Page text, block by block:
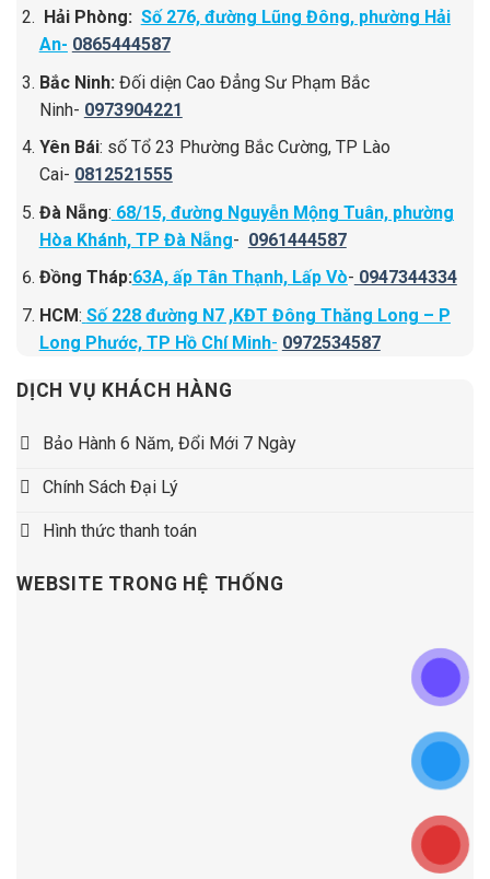
Hải Phòng: Số 276, đường Lũng Đông, phường Hải
An- 0865444587
Bắc Ninh: Đối diện Cao Đẳng Sư Phạm Bắc
Ninh- 0973904221
Yên Bái: số Tổ 23 Phường Bắc Cường, TP Lào
Cai- 0812521555
Đà Nẵng: 68/15, đường Nguyễn Mộng Tuân, phường
Hòa Khánh, TP Đà Nẵng- 0961444587
Đồng Tháp:63A, ấp Tân Thạnh, Lấp Vò- 0947344334
HCM: Số 228 đường N7 ,KĐT Đông Thăng Long – P
Long Phước, TP Hồ Chí Minh- 0972534587
DỊCH VỤ KHÁCH HÀNG
Bảo Hành 6 Năm, Đổi Mới 7 Ngày
Chính Sách Đại Lý
Hình thức thanh toán
WEBSITE TRONG HỆ THỐNG